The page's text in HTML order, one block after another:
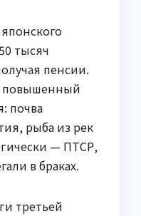
тысяч
пенсии.
почва
рыба из рек
— ПТСР,
в браках.
третьей